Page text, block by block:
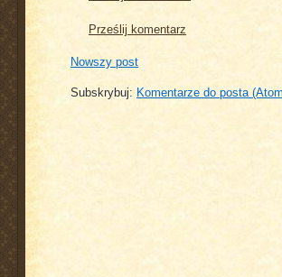
Prześlij komentarz
Nowszy post
Subskrybuj: Komentarze do posta